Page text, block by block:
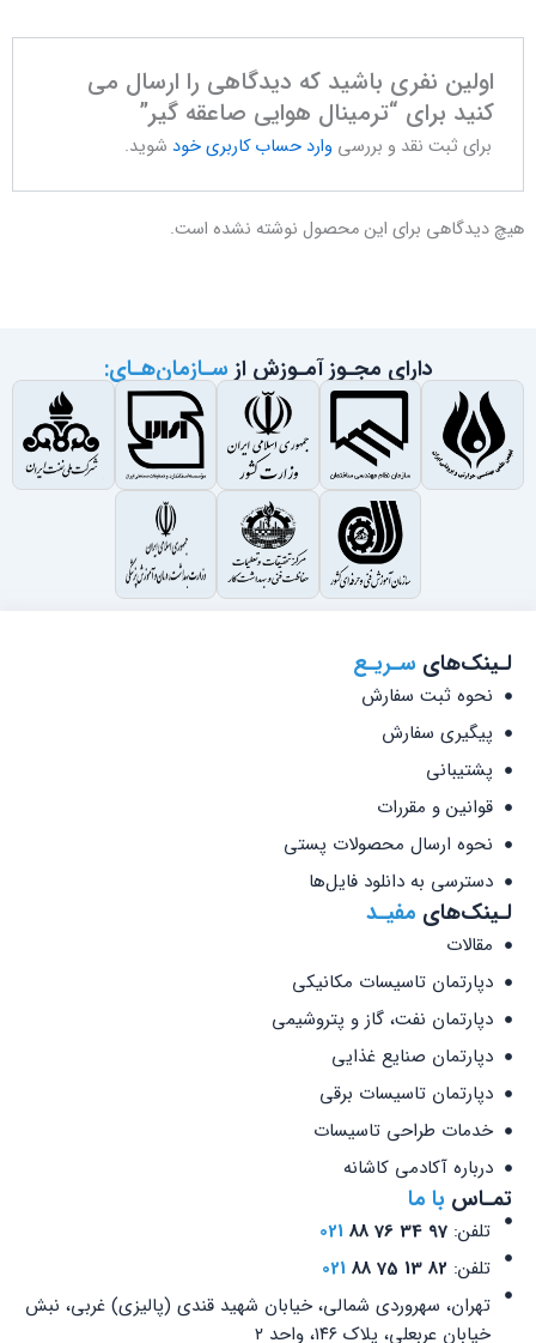
هیچ دیدگاهی برای این محصول نوشته نشده است.
اولین نفری باشید که دیدگاهی را ارسال می
کنید برای “ترمینال هوایی صاعقه گیر”
برای ثبت نقد و بررسی وارد حساب کاربری خود شوید.
دارای مجـوز آمـوزش از سـازمان‌هـای:
لـینک‌های سـریـع
نحوه ثبت سفارش
پیگیری سفارش
پشتیبانی
قوانین و مقررات
نحوه ارسال محصولات پستی
دسترسی به دانلود فایل‌ها
لـینک‌های مفیـد
مقالات
دپارتمان تاسیسات مکانیکی
دپارتمان نفت، گاز و پتروشیمی
دپارتمان صنایع غذایی
دپارتمان تاسیسات برقی
خدمات طراحی تاسیسات
درباره آکادمی کاشانه
تمـاس با ما
تلفن:97 34 76 88
021
تلفن: 82 13 75 88
021
تهران، سهروردی شمالی، خیابان شهید قندی (پالیزی) غربی، نبش
خیابان عربعلی، پلاک ۱۴۶، واحد ۲